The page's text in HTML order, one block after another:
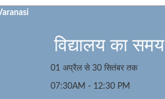
विद्यालय का समय
01 अप्रैल से 30 सितंबर तक
07:30AM - 12:30 PM